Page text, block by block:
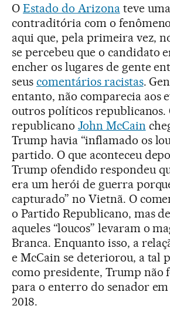
O Estado do Arizonateve
contraditória com o
aqui que, pela primeira vez,
se percebeu que o candidato
encher os lugares de gente
seus comentários racistas.
entanto, não comparecia aos
outros políticos republicanos.
republicano John McCain
Trump havia “inflamado os
partido. O que aconteceu
Trump ofendido respondeu
era um herói de guerra
capturado” no Vietnã. O
o Partido Republicano, mas
aqueles “loucos” levaram o
Branca. Enquanto isso, a
e McCain se deteriorou, a tal
como presidente, Trump não
para o enterro do senador
2018.